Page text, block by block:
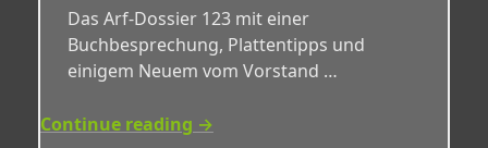
Das Arf-Dossier 123 mit einer
Buchbesprechung, Plattentipps und
einigem Neuem vom Vorstand …
Continue reading →